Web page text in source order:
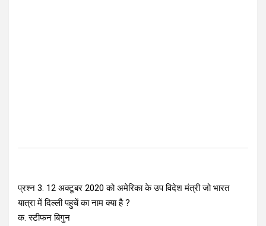
प्रश्न 3. 12 अक्टूबर 2020 को अमेरिका के उप विदेश मंत्री जो भारत
यात्रा में दिल्ली पहुचें का नाम क्या है ?
क. स्टीफन बिगुन